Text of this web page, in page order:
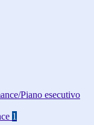
Piano esecutivo
1